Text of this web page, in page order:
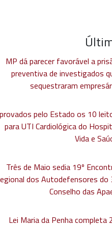
MP dá parecer favorável a
preventiva de investigados
sequestraram
pelo Estado os 10
para UTI Cardiológica do
Vida e
Três de Maio sedia 19º
dos Autodefensores do
Conselho das
Lei Maria da Penha completa